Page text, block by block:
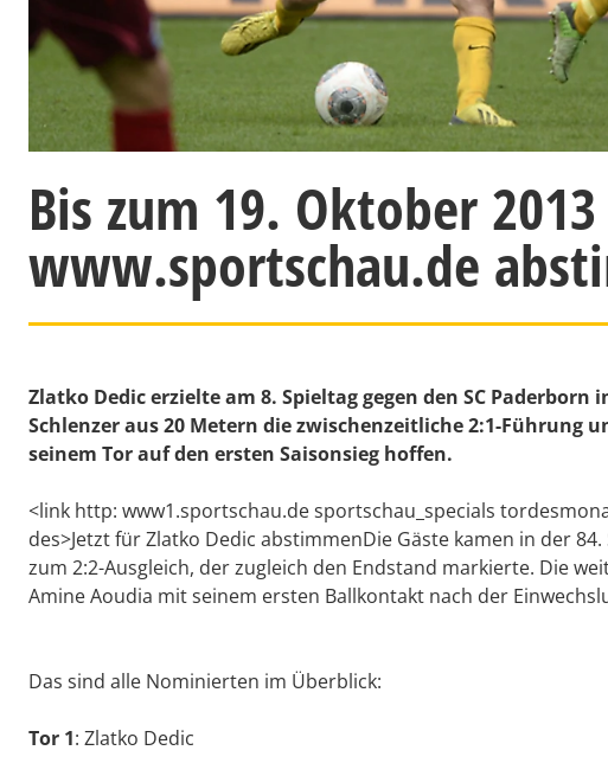
Bis zum 19. Oktober
www.sportschau.de
Zlatko Dedic erzielte am 8. Spieltag gegen den SC
Schlenzer aus 20 Metern die zwischenzeitliche 2:1-Führung
seinem Tor auf den ersten Saisonsieg hoffen.
<link http: www1.sportschau.de sportschau_specials
des>Jetzt für Zlatko Dedic abstimmenDie Gäste kamen in der
zum 2:2-Ausgleich, der zugleich den Endstand markierte. Die
Amine Aoudia mit seinem ersten Ballkontakt nach der
Das sind alle Nominierten im Überblick:
Tor 1: Zlatko Dedic